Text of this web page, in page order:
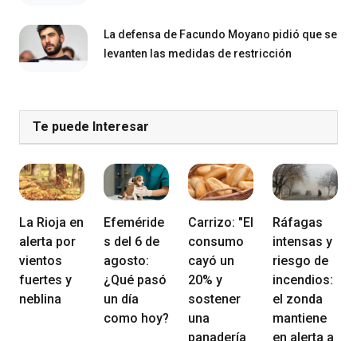
La defensa de Facundo Moyano pidió que se
levanten las medidas de restricción
Te puede Interesar
La Rioja en
alerta por
vientos
fuertes y
neblina
Efeméride
s del 6 de
agosto:
¿Qué pasó
un día
como hoy?
Carrizo: "El
consumo
cayó un
20% y
sostener
una
panadería
Ráfagas
intensas y
riesgo de
incendios:
el zonda
mantiene
en alerta a